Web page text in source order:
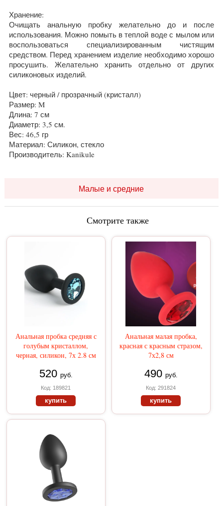
Хранение:
Очищать анальную пробку желательно до и после
использования. Можно помыть в теплой воде с мылом или
воспользоваться специализированным чистящим
средством. Перед хранением изделие необходимо хорошо
просушить. Желательно хранить отдельно от других
силиконовых изделий.
Цвет: черный / прозрачный (кристалл)
Размер: M
Длина: 7 см
Диаметр: 3,5 см.
Вес: 46,5 гр
Материал: Силикон, стекло
Производитель: Kanikule
Малые и средние
Смотрите также
Анальная пробка средняя с
голубым кристаллом,
черная, силикон, 7х 2.8 см
520 руб.
Код: 189821
купить
Анальная малая пробка,
красная с красным стразом,
7х2,8 см
490 руб.
Код: 291824
купить